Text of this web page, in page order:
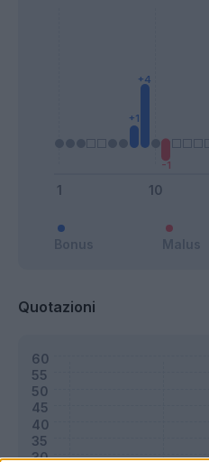
Quotazioni